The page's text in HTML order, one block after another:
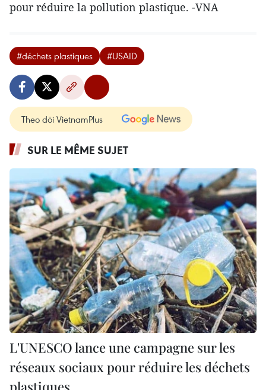
pour réduire la pollution plastique. -VNA
#déchets plastiques #USAID
Theo dõi VietnamPlus
SUR LE MÊME SUJET
L'UNESCO lance une campagne sur les
réseaux sociaux pour réduire les déchets
plastiques